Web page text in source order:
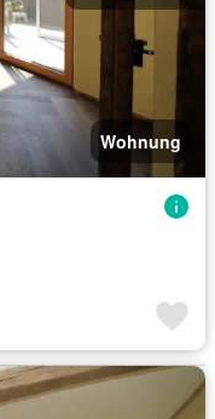
Wohnung